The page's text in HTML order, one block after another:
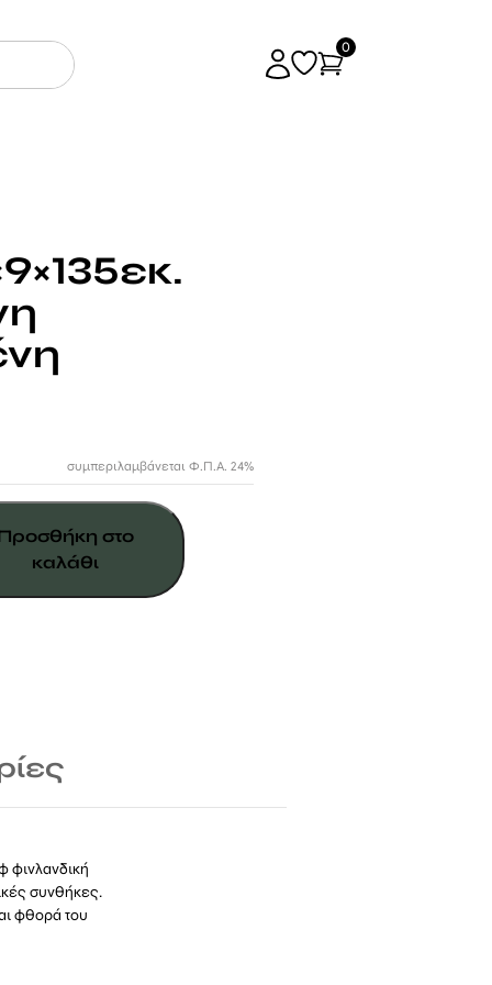
0
συμπεριλαμβάνεται Φ.Π.Α. 24%
στο
καλάθι
φινλανδική
συνθήκες.
φθορά του